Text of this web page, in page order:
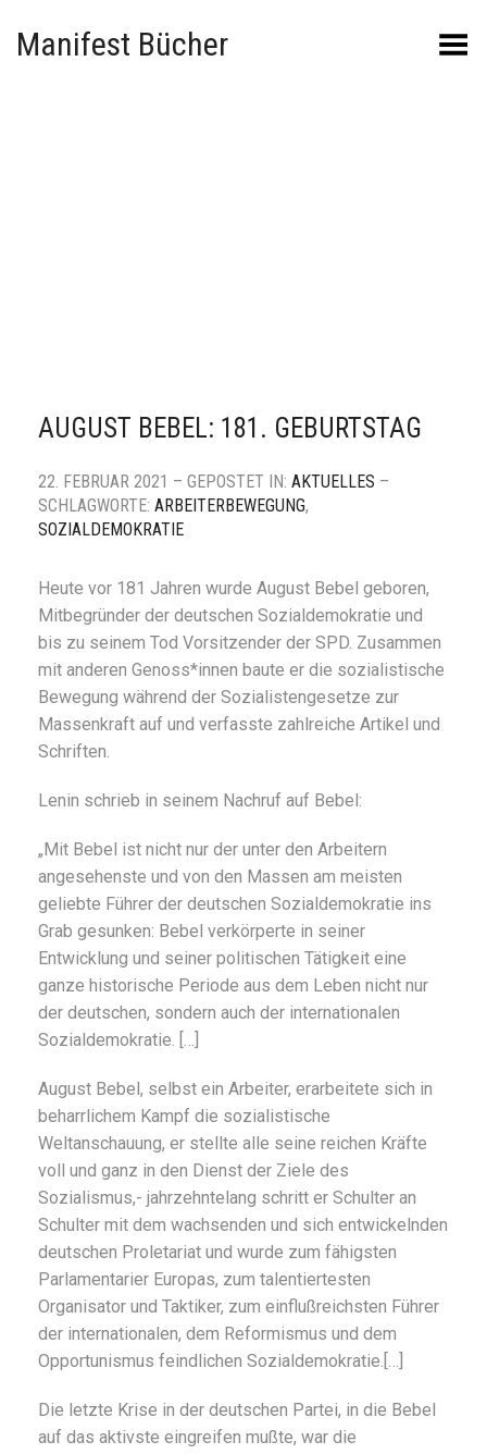
Manifest Bücher Menü umschalten
AUGUST BEBEL: 181. GEBURTSTAG
22. FEBRUAR 2021 – GEPOSTET IN: AKTUELLES –
SCHLAGWORTE: ARBEITERBEWEGUNG,
SOZIALDEMOKRATIE
Heute vor 181 Jahren wurde August Bebel geboren,
Mitbegründer der deutschen Sozialdemokratie und
bis zu seinem Tod Vorsitzender der SPD. Zusammen
mit anderen Genoss*innen baute er die sozialistische
Bewegung während der Sozialistengesetze zur
Massenkraft auf und verfasste zahlreiche Artikel und
Schriften.
Lenin schrieb in seinem Nachruf auf Bebel:
„Mit Bebel ist nicht nur der unter den Arbeitern
angesehenste und von den Massen am meisten
geliebte Führer der deutschen Sozialdemokratie ins
Grab gesunken: Bebel verkörperte in seiner
Entwicklung und seiner politischen Tätigkeit eine
ganze historische Periode aus dem Leben nicht nur
der deutschen, sondern auch der internationalen
Sozialdemokratie. […]
August Bebel, selbst ein Arbeiter, erarbeitete sich in
beharrlichem Kampf die sozialistische
Weltanschauung, er stellte alle seine reichen Kräfte
voll und ganz in den Dienst der Ziele des
Sozialismus,- jahrzehntelang schritt er Schulter an
Schulter mit dem wachsenden und sich entwickelnden
deutschen Proletariat und wurde zum fähigsten
Parlamentarier Europas, zum talentiertesten
Organisator und Taktiker, zum einflußreichsten Führer
der internationalen, dem Reformismus und dem
Opportunismus feindlichen Sozialdemokratie.[…]
Die letzte Krise in der deutschen Partei, in die Bebel
auf das aktivste eingreifen mußte, war die